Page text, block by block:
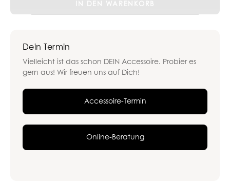
nude
IN DEN WARENKORB
Dein Termin
Vielleicht ist das schon DEIN Accessoire. Probier es
gern aus! Wir freuen uns auf Dich!
Accessoire-Termin
Online-Beratung